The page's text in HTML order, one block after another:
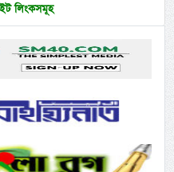
লিংকসমূহ